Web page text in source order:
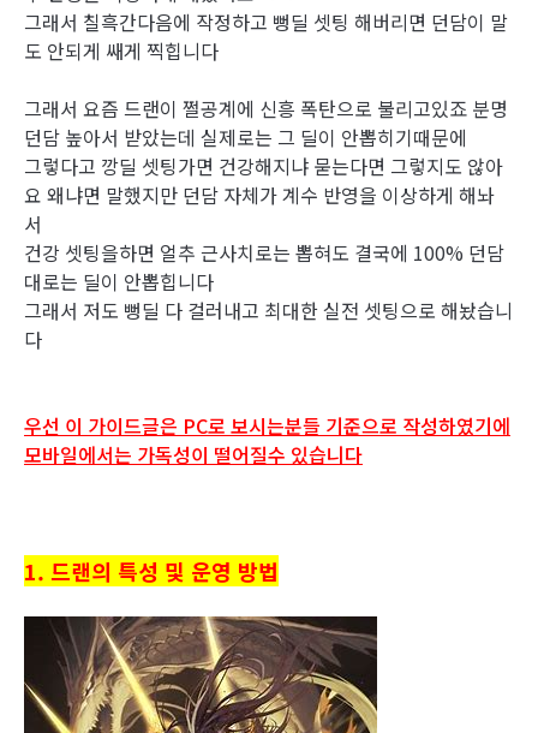
그래서 칠흑간다음에 작정하고 뻥딜 셋팅 해버리면 던담이 말
도 안되게 쌔게 찍힙니다
그래서 요즘 드랜이 쩔공계에 신흥 폭탄으로 불리고있죠 분명
던담 높아서 받았는데 실제로는 그 딜이 안뽑히기때문에
그렇다고 깡딜 셋팅가면 건강해지냐 묻는다면 그렇지도 않아
요 왜냐면 말했지만 던담 자체가 계수 반영을 이상하게 해놔
서
건강 셋팅을하면 얼추 근사치로는 뽑혀도 결국에 100% 던담
대로는 딜이 안뽑힙니다
그래서 저도 뻥딜 다 걸러내고 최대한 실전 셋팅으로 해놨습니
다
우선 이 가이드글은 PC로 보시는분들 기준으로 작성하였기에
모바일에서는 가독성이 떨어질수 있습니다
1. 드랜의 특성 및 운영 방법